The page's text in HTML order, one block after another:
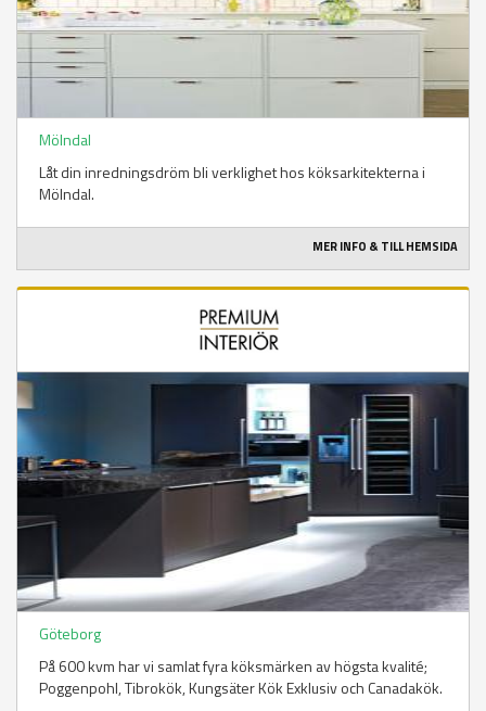
Mölndal
Låt din inredningsdröm bli verklighet hos köksarkitekterna i
Mölndal.
MER INFO & TILL HEMSIDA
Göteborg
På 600 kvm har vi samlat fyra köksmärken av högsta kvalité;
Poggenpohl, Tibrokök, Kungsäter Kök Exklusiv och Canadakök.